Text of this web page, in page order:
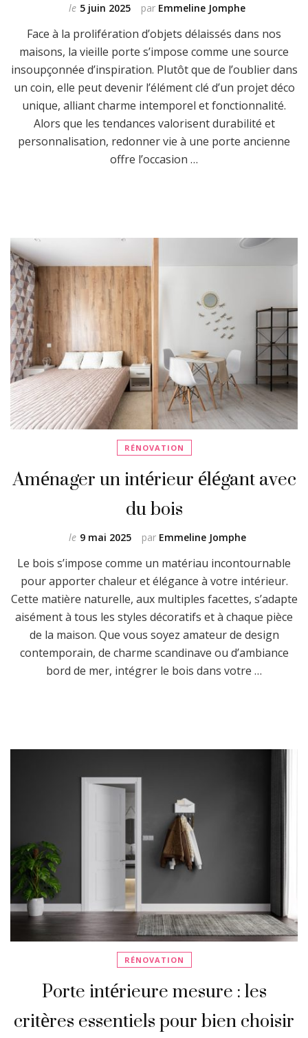
par Emmeline Jomphe
le 5 juin 2025
Face à la prolifération d’objets délaissés dans nos
maisons, la vieille porte s’impose comme une source
insoupçonnée d’inspiration. Plutôt que de l’oublier dans
un coin, elle peut devenir l’élément clé d’un projet déco
unique, alliant charme intemporel et fonctionnalité.
Alors que les tendances valorisent durabilité et
personnalisation, redonner vie à une porte ancienne
offre l’occasion …
RÉNOVATION
Aménager un intérieur élégant avec
du bois
par Emmeline Jomphe
le 9 mai 2025
Le bois s’impose comme un matériau incontournable
pour apporter chaleur et élégance à votre intérieur.
Cette matière naturelle, aux multiples facettes, s’adapte
aisément à tous les styles décoratifs et à chaque pièce
de la maison. Que vous soyez amateur de design
contemporain, de charme scandinave ou d’ambiance
bord de mer, intégrer le bois dans votre …
RÉNOVATION
Porte intérieure mesure : les
critères essentiels pour bien choisir